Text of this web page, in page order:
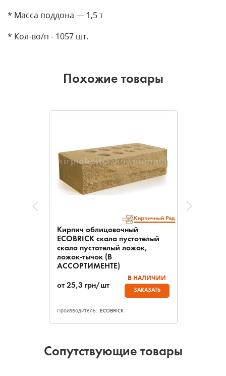
* Масса поддона — 1,5 т
* Кол-во/п - 1057 шт.
Похожие товары
Кирпич облицовочный
ECOBRICK скала пустотелый
скала пустотелый ложок,
ложок-тычок (В
АССОРТИМЕНТЕ)
от 25,3 грн/шт
В НАЛИЧИИ
ЗАКАЗАТЬ
Производитель: ECOBRICK
Сопутствующие товары